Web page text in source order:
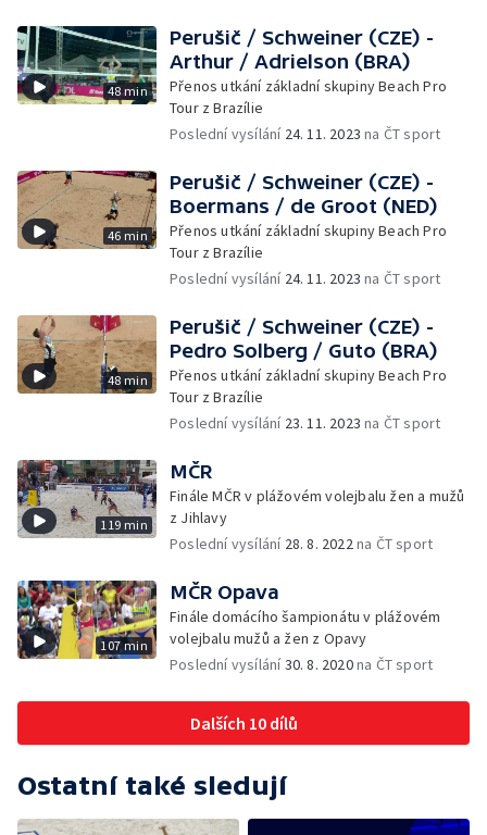
48 min
Perušič / Schweiner (CZE) -
Arthur / Adrielson (BRA)
Přenos utkání základní skupiny Beach Pro
Tour z Brazílie
Poslední vysílání 24. 11. 2023 na ČT sport
46 min
Perušič / Schweiner (CZE) -
Boermans / de Groot (NED)
Přenos utkání základní skupiny Beach Pro
Tour z Brazílie
Poslední vysílání 24. 11. 2023 na ČT sport
48 min
Perušič / Schweiner (CZE) -
Pedro Solberg / Guto (BRA)
Přenos utkání základní skupiny Beach Pro
Tour z Brazílie
Poslední vysílání 23. 11. 2023 na ČT sport
119 min
MČR
Finále MČR v plážovém volejbalu žen a mužů
z Jihlavy
Poslední vysílání 28. 8. 2022na ČT sport
107 min
MČR Opava
Finále domácího šampionátu v plážovém
volejbalu mužů a žen z Opavy
Poslední vysílání30. 8. 2020na ČT sport
Dalších 10 dílů
Ostatní také sledují